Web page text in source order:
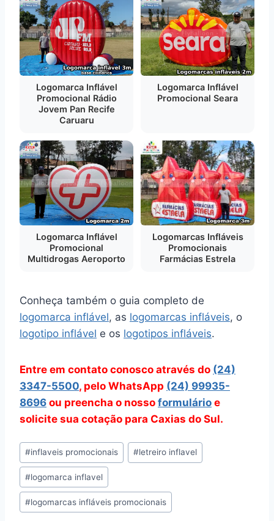
Logomarca Inflável
Promocional Rádio
Jovem Pan Recife
Caruaru
Logomarca Inflável
Promocional Seara
Logomarca Inflável
Promocional
Multidrogas Aeroporto
Logomarcas Infláveis
Promocionais
Farmácias Estrela
Conheça também o guia completo de
logomarca inflável, as logomarcas infláveis, o
logotipo inflável e os logotipos infláveis.
Entre em contato conosco através do (24)
3347-5500, pelo WhatsApp (24) 99935-
8696 ou preencha o nosso formulário e
solicite sua cotação para Caxias do Sul.
Tags
do
Post:
#inflaveis promocionais #letreiro inflavel
#logomarca inflavel
#logomarcas infláveis promocionais